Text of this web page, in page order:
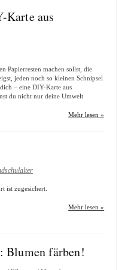
Karte aus
Papierresten machen sollst, die
jeden noch so kleinen Schnipsel
– eine DIY-Karte aus
du nicht nur deine Umwelt
Mehr lesen »
ist zugesichert.
Mehr lesen »
Blumen färben!